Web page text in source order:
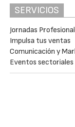
SERVICIOS
Jornadas
Impulsa tus ventas
Comunicación y
Eventos sectoriales